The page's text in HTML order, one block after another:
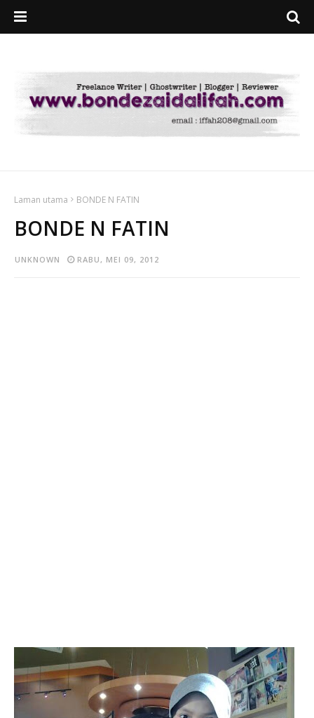
Laman utama BONDE N FATIN
BONDE N FATIN
UNKNOWN RABU, MEI 09, 2012